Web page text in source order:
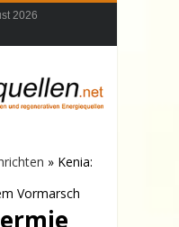
2026
» Kenia:
Vormarsch